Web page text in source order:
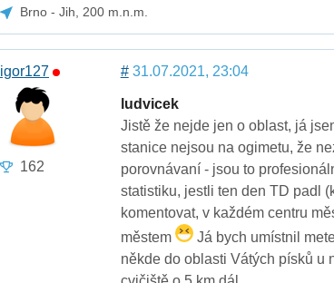
Brno - Jih, 200 m.n.m.
igor127
162
#31.07.2021, 23:04
ludvicek
Jistě že nejde jen o oblast, já
stanice nejsou na ogimetu, že
porovnávaní - jsou to
statistiku, jestli ten den TD padl
komentovat, v každém centru
městem
Já bych umístnil
někde do oblasti Vátých písků u